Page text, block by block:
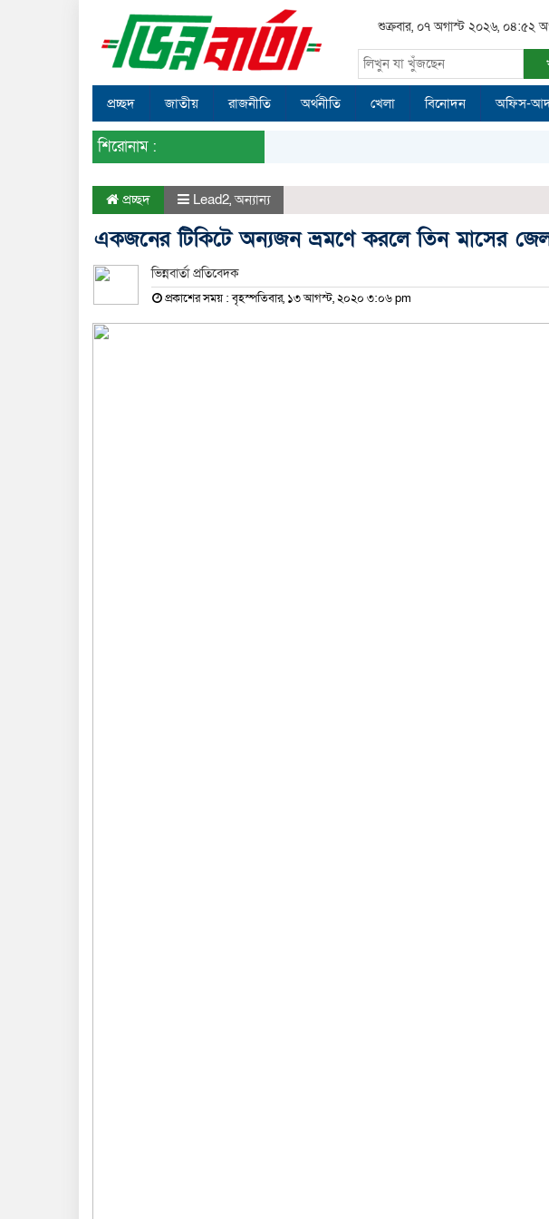
শুক্রবার, ০৭ অগাস্ট ২০২৬, ০৪:৫২
প্রচ্ছদ জাতীয় রাজনীতি অর্থনীতি খেলা বিনোদন অফিস-
শিরোনাম :
প্রচ্ছদ Lead2,অন্যান্য
একজনের টিকিটে অন্যজন ভ্রমণে করলে তিন মাসের
ভিন্নবার্তা প্রতিবেদক
প্রকাশের সময় : বৃহস্পতিবার, ১৩ আগস্ট, ২০২০ ৩:০৬ pm